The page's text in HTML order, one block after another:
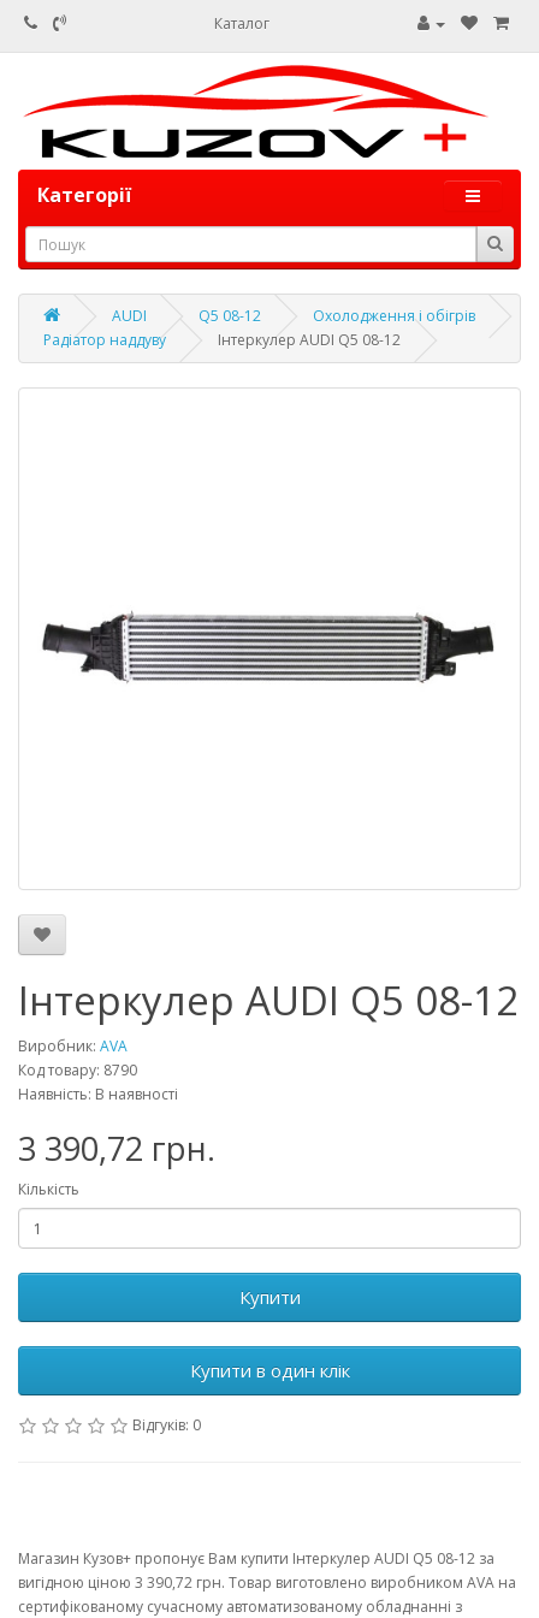
Каталог
Категорії
AUDI Q5 08-12
Охолодження і обігрів
Радіатор наддуву
Інтеркулер AUDI Q5 08-12
Інтеркулер AUDI Q5 08-12
Виробник: AVA
Код товару: 8790
Наявність: В наявності
3 390,72 грн.
Кількість
Купити
Купити в один клік
Відгуків: 0
Магазин Кузов+ пропонує Вам купити Інтеркулер AUDI Q5 08-12 за
вигідною ціною 3 390,72 грн. Товар виготовлено виробником AVA на
сертифікованому сучасному автоматизованому обладнанні з